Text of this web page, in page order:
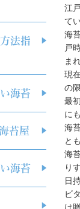
法指
海苔
苔屋
海苔
江
て
海
戸
ま
現
の
最
に
海
と
海
り
日
ビ
は